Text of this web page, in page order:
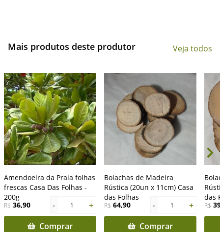
Mais produtos deste produtor Veja todos
Amendoeira da Praia folhas
frescas Casa Das Folhas -
200g
R$ 36,90 - 1
+
Comprar
Bolachas de Madeira
Rústica (20un x 11cm) Casa
das Folhas
R$ 64,90 - 1
+
Comprar
das
R$